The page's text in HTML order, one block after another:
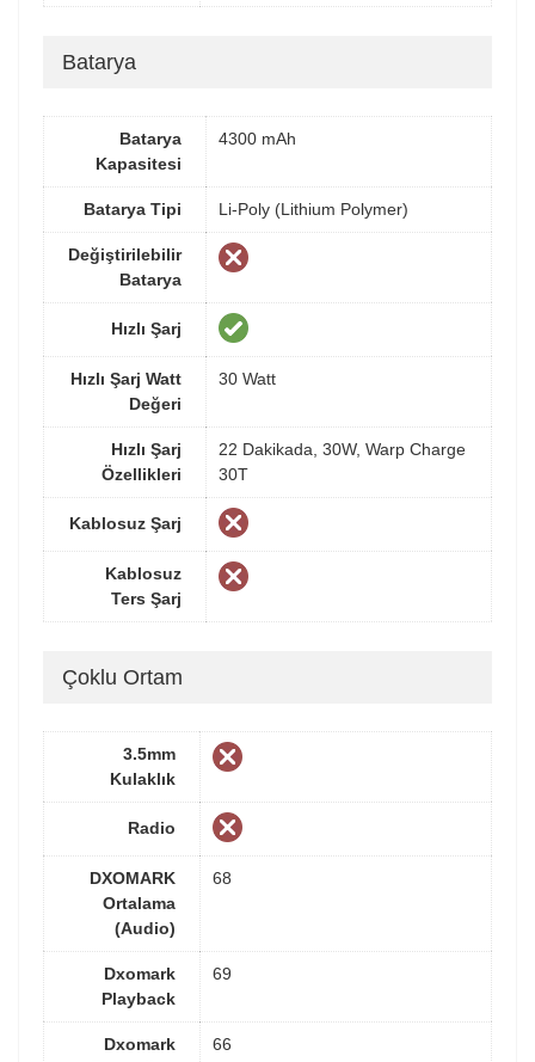
Batarya
Batarya
Kapasitesi
4300 mAh
Batarya Tipi Li-Poly (Lithium Polymer)
Değiştirilebilir
Batarya
Hızlı Şarj
Hızlı Şarj Watt
Değeri
30 Watt
Hızlı Şarj
Özellikleri
22 Dakikada, 30W, Warp Charge
30T
Kablosuz Şarj
Kablosuz
Ters Şarj
Çoklu Ortam
3.5mm
Kulaklık
Radio
DXOMARK
Ortalama
(Audio)
68
Dxomark
Playback
69
Dxomark
66